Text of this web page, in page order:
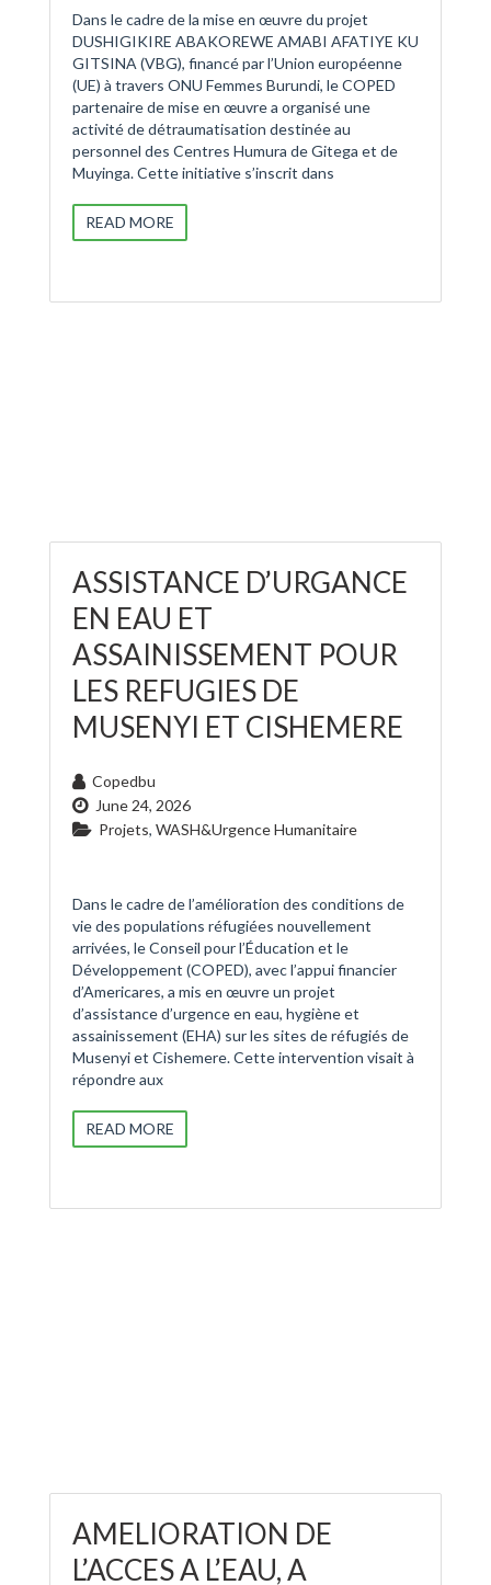
Dans le cadre de la mise en œuvre du projet
DUSHIGIKIRE ABAKOREWE AMABI AFATIYE KU
GITSINA (VBG), financé par l’Union européenne
(UE) à travers ONU Femmes Burundi, le COPED
partenaire de mise en œuvre a organisé une
activité de détraumatisation destinée au
personnel des Centres Humura de Gitega et de
Muyinga. Cette initiative s’inscrit dans
READ MORE
ASSISTANCE D’URGANCE
EN EAU ET
ASSAINISSEMENT POUR
LES REFUGIES DE
MUSENYI ET CISHEMERE
Copedbu
June 24, 2026
Projets, WASH&Urgence Humanitaire
Dans le cadre de l’amélioration des conditions de
vie des populations réfugiées nouvellement
arrivées, le Conseil pour l’Éducation et le
Développement (COPED), avec l’appui financier
d’Americares, a mis en œuvre un projet
d’assistance d’urgence en eau, hygiène et
assainissement (EHA) sur les sites de réfugiés de
Musenyi et Cishemere. Cette intervention visait à
répondre aux
READ MORE
AMELIORATION DE
L’ACCES A L’EAU, A